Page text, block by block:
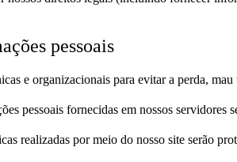
pessoais
e organizacionais para evitar a perda,
pessoais fornecidas em nossos
realizadas por meio do nosso site serão